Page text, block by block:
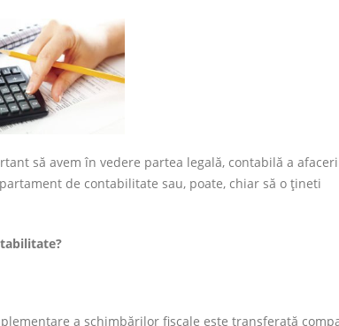
să avem în vedere partea legală, contabilă a
de contabilitate sau, poate, chiar să o țineti
a schimbărilor fiscale este transferată